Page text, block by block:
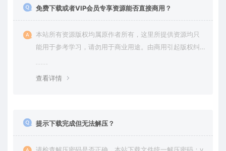
免费下载或者VIP会员专享资源能否直接商用？
本站所有资源版权均属原作者所有，这里所提供资源均只
能用于参考学习，请勿用于商业用途。由商用引起版权纠
查看详情
提示下载完成但无法解压？
请检查解压密码是否正确，本站下载文件统一解压密码：v